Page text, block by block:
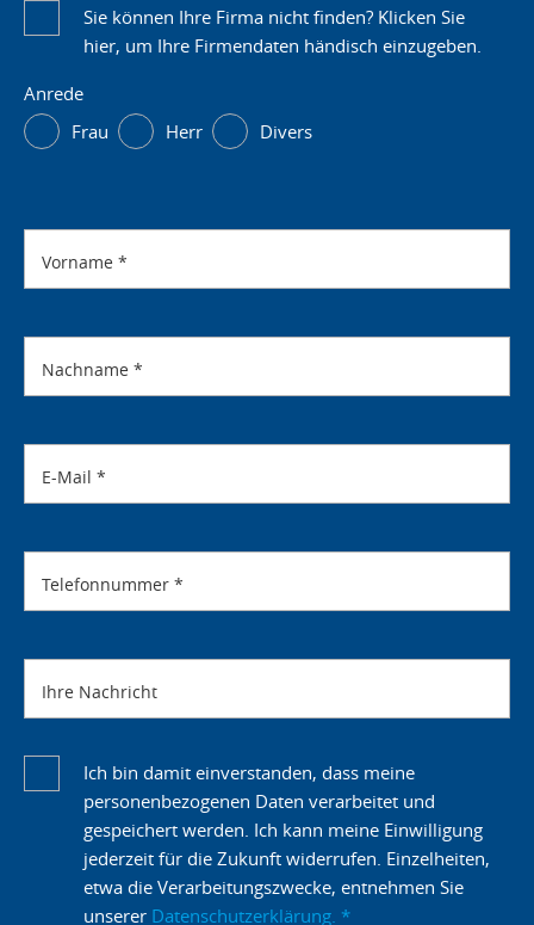
Sie können Ihre Firma nicht finden? Klicken Sie
hier, um Ihre Firmendaten händisch einzugeben.
Anrede
Frau
Herr Divers
Vorname *
Nachname *
E-Mail *
Telefonnummer *
Ihre Nachricht
Ich bin damit einverstanden, dass meine
personenbezogenen Daten verarbeitet und
gespeichert werden. Ich kann meine Einwilligung
jederzeit für die Zukunft widerrufen. Einzelheiten,
etwa die Verarbeitungszwecke, entnehmen Sie
unserer Datenschutzerklärung. *